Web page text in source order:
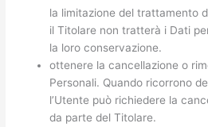
la limitazione del trattamento
il Titolare non tratterà i Dati
la loro conservazione.
ottenere la cancellazione o
Personali. Quando ricorrono
l’Utente può richiedere la
da parte del Titolare.